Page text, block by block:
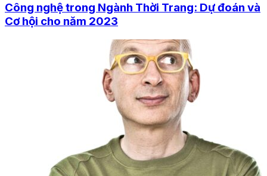
Công nghệ trong Ngành Thời Trang: Dự đoán và
Cơ hội cho năm 2023